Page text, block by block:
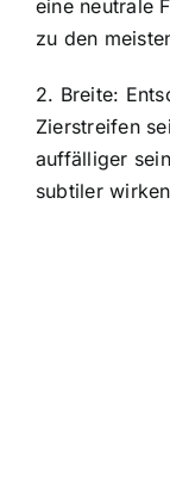
eine neutrale
zu den
2. Breite:
Zierstreifen
auffälliger
subtiler